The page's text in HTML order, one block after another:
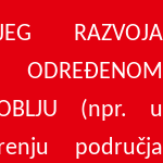
RAZVOJA
(npr. u
područja